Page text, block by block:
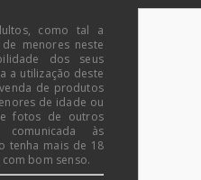
como tal a
menores neste
dos seus
a utilização deste
de produtos
de idade ou
fotos de outros
às
tenha mais de 18
bom senso.